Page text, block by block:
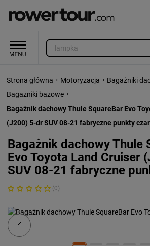
Strona główna › Motoryzacja › Bagażniki
Bagażniki bazowe ›
Bagażnik dachowy Thule SquareBar Evo
(J200) 5-dr SUV 08-21 fabryczne punkty
Bagażnik dachowy Thule
Evo Toyota Land Cruiser
SUV 08-21 fabryczne
(0)
Previous